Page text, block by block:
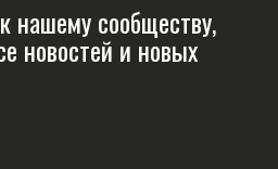
нашему сообществу,
новостей и новых